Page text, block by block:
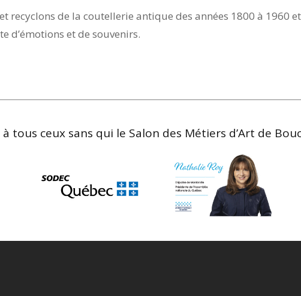
recyclons de la coutellerie antique des années 1800 à 1960
d’émotions et de souvenirs.
à tous ceux sans qui le Salon des Métiers d’Art de